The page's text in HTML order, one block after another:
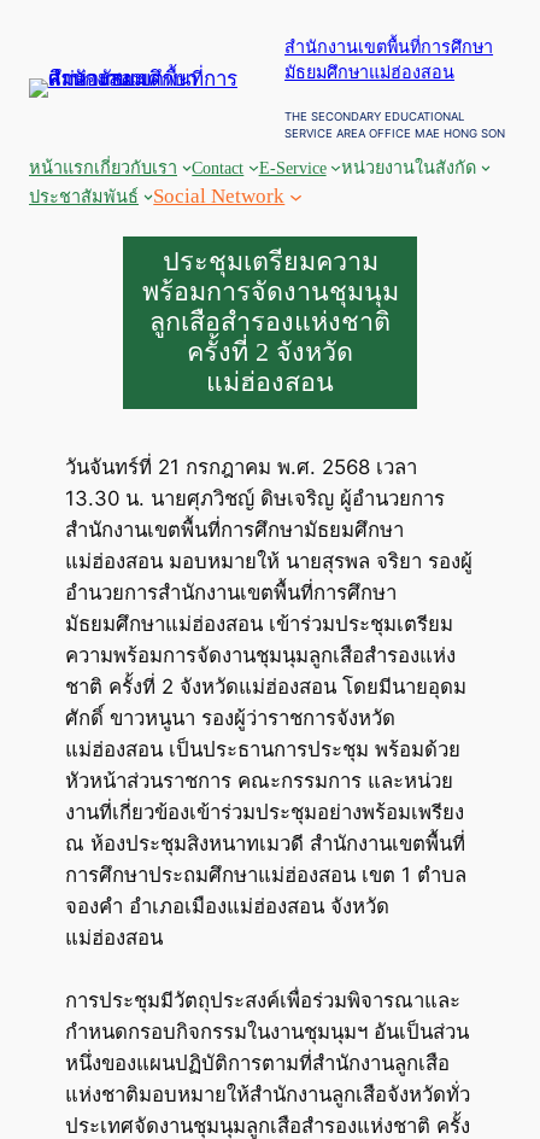
สำนักงานเขตพื้นที่การศึกษา
มัธยมศึกษาแม่ฮ่องสอน
THE SECONDARY EDUCATIONAL
SERVICE AREA OFFICE MAE HONG SON
หน้าแรกเกี่ยวกับเรา Contact E-Service
หน่วยงานในสังกัด
ประชาสัมพันธ์
Social Network
ประชุมเตรียมความ
พร้อมการจัดงานชุมนุม
ลูกเสือสำรองแห่งชาติ
ครั้งที่ 2 จังหวัด
แม่ฮ่องสอน
วันจันทร์ที่ 21 กรกฎาคม พ.ศ. 2568 เวลา
13.30 น. นายศุภวิชญ์ ดิษเจริญ ผู้อำนวยการ
สำนักงานเขตพื้นที่การศึกษามัธยมศึกษา
แม่ฮ่องสอน มอบหมายให้ นายสุรพล จริยา รองผู้
อำนวยการสำนักงานเขตพื้นที่การศึกษา
มัธยมศึกษาแม่ฮ่องสอน เข้าร่วมประชุมเตรียม
ความพร้อมการจัดงานชุมนุมลูกเสือสำรองแห่ง
ชาติ ครั้งที่ 2 จังหวัดแม่ฮ่องสอน โดยมีนายอุดม
ศักดิ์ ขาวหนูนา รองผู้ว่าราชการจังหวัด
แม่ฮ่องสอน เป็นประธานการประชุม พร้อมด้วย
หัวหน้าส่วนราชการ คณะกรรมการ และหน่วย
งานที่เกี่ยวข้องเข้าร่วมประชุมอย่างพร้อมเพรียง
ณ ห้องประชุมสิงหนาทเมวดี สำนักงานเขตพื้นที่
การศึกษาประถมศึกษาแม่ฮ่องสอน เขต 1 ตำบล
จองคำ อำเภอเมืองแม่ฮ่องสอน จังหวัด
แม่ฮ่องสอน
การประชุมมีวัตถุประสงค์เพื่อร่วมพิจารณาและ
กำหนดกรอบกิจกรรมในงานชุมนุมฯ อันเป็นส่วน
หนึ่งของแผนปฏิบัติการตามที่สำนักงานลูกเสือ
แห่งชาติมอบหมายให้สำนักงานลูกเสือจังหวัดทั่ว
ประเทศจัดงานชุมนุมลูกเสือสำรองแห่งชาติ ครั้ง